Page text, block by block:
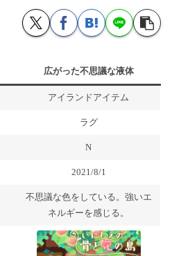
広がった不思議な液体
アイランドアイテム
ラグ
N
2021/8/1
不思議な色をしている。強いエ
ネルギーを感じる。